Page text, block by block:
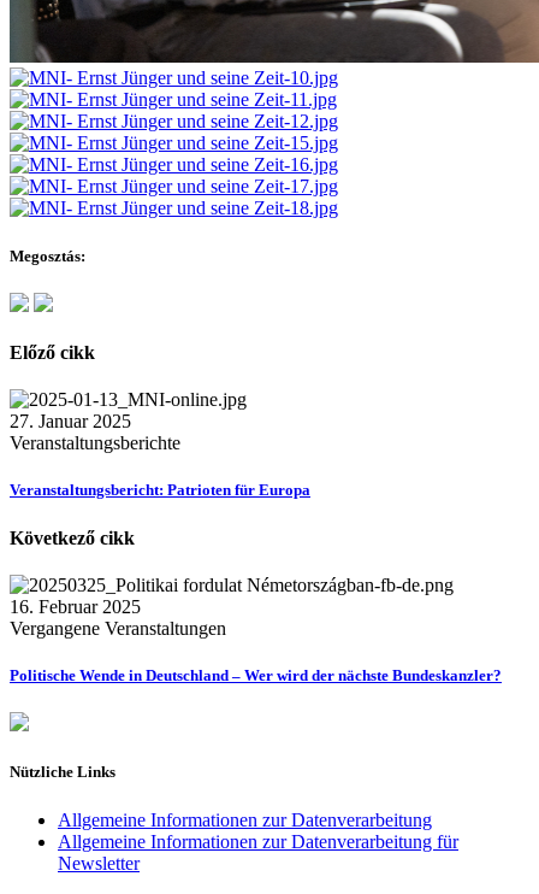
Megosztás:
Előző cikk
27. Januar 2025
Veranstaltungsberichte
Veranstaltungsbericht: Patrioten für Europa
Következő cikk
16. Februar 2025
Vergangene Veranstaltungen
Politische Wende in Deutschland – Wer wird der nächste Bundeskanzler?
Nützliche Links
Allgemeine Informationen zur Datenverarbeitung
Allgemeine Informationen zur Datenverarbeitung für
Newsletter